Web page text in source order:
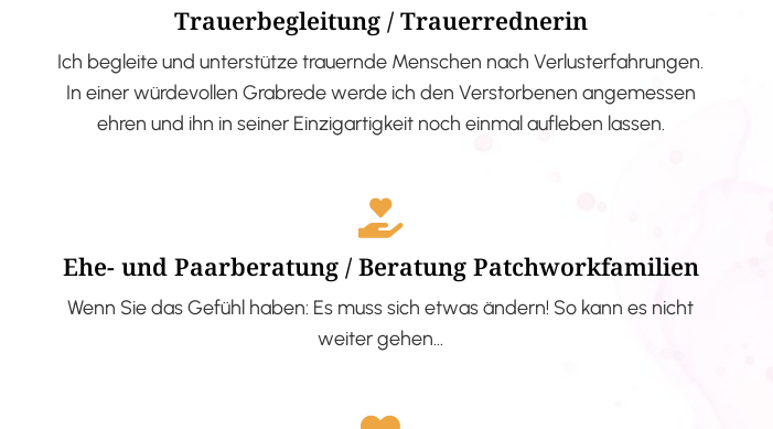
Trauerbegleitung / Trauerrednerin
Ich begleite und unterstütze trauernde Menschen nach Verlusterfahrungen.
In einer würdevollen Grabrede werde ich den Verstorbenen angemessen
ehren und ihn in seiner Einzigartigkeit noch einmal aufleben lassen.
Ehe- und Paarberatung / Beratung Patchworkfamilien
Wenn Sie das Gefühl haben: Es muss sich etwas ändern! So kann es nicht
weiter gehen…